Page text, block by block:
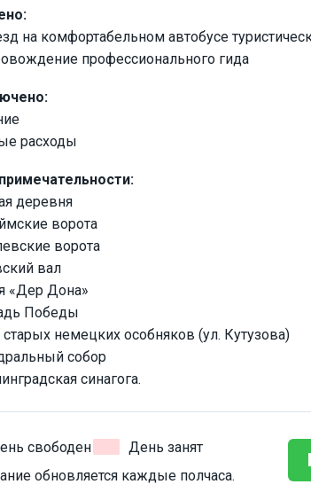
на комфортабельном автобусе
профессионального гида
расходы
деревня
ворота
ворота
вал
«Дер Дона»
Победы
старых немецких особняков (ул. Кутузова)
собор
синагога.
свободен
День занят
обновляется каждые полчаса.